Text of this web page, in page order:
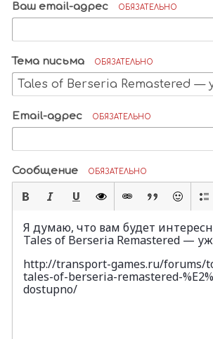
Ваш email-адрес ОБЯЗАТЕЛЬНО
Тема письма ОБЯЗАТЕЛЬНО
Email-адрес ОБЯЗАТЕЛЬНО
Сообщение ОБЯЗАТЕЛЬНО
Я думаю, что вам будет
Tales of Berseria Remastered —
http://transport-games.ru/forums/
tales-of-berseria-remastered-
dostupno/